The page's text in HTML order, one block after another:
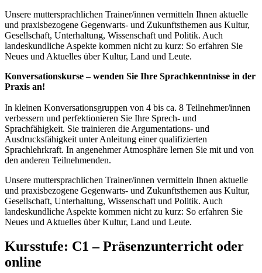
Unsere muttersprachlichen Trainer/innen vermitteln Ihnen aktuelle
und praxisbezogene Gegenwarts- und Zukunftsthemen aus Kultur,
Gesellschaft, Unterhaltung, Wissenschaft und Politik. Auch
landeskundliche Aspekte kommen nicht zu kurz: So erfahren Sie
Neues und Aktuelles über Kultur, Land und Leute.
Konversationskurse – wenden Sie Ihre Sprachkenntnisse in der
Praxis an!
In kleinen Konversationsgruppen von 4 bis ca. 8 Teilnehmer/innen
verbessern und perfektionieren Sie Ihre Sprech- und
Sprachfähigkeit. Sie trainieren die Argumentations- und
Ausdrucksfähigkeit unter Anleitung einer qualifizierten
Sprachlehrkraft. In angenehmer Atmosphäre lernen Sie mit und von
den anderen Teilnehmenden.
Unsere muttersprachlichen Trainer/innen vermitteln Ihnen aktuelle
und praxisbezogene Gegenwarts- und Zukunftsthemen aus Kultur,
Gesellschaft, Unterhaltung, Wissenschaft und Politik. Auch
landeskundliche Aspekte kommen nicht zu kurz: So erfahren Sie
Neues und Aktuelles über Kultur, Land und Leute.
Kursstufe: C1 – Präsenzunterricht oder
online